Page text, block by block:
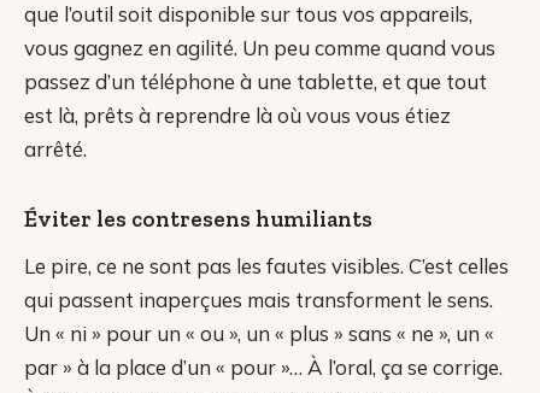
que l’outil soit disponible sur tous vos appareils,
vous gagnez en agilité. Un peu comme quand vous
passez d’un téléphone à une tablette, et que tout
est là, prêts à reprendre là où vous vous étiez
arrêté.
Éviter les contresens humiliants
Le pire, ce ne sont pas les fautes visibles. C’est celles
qui passent inaperçues mais transforment le sens.
Un « ni » pour un « ou », un « plus » sans « ne », un «
par » à la place d’un « pour »… À l’oral, ça se corrige.